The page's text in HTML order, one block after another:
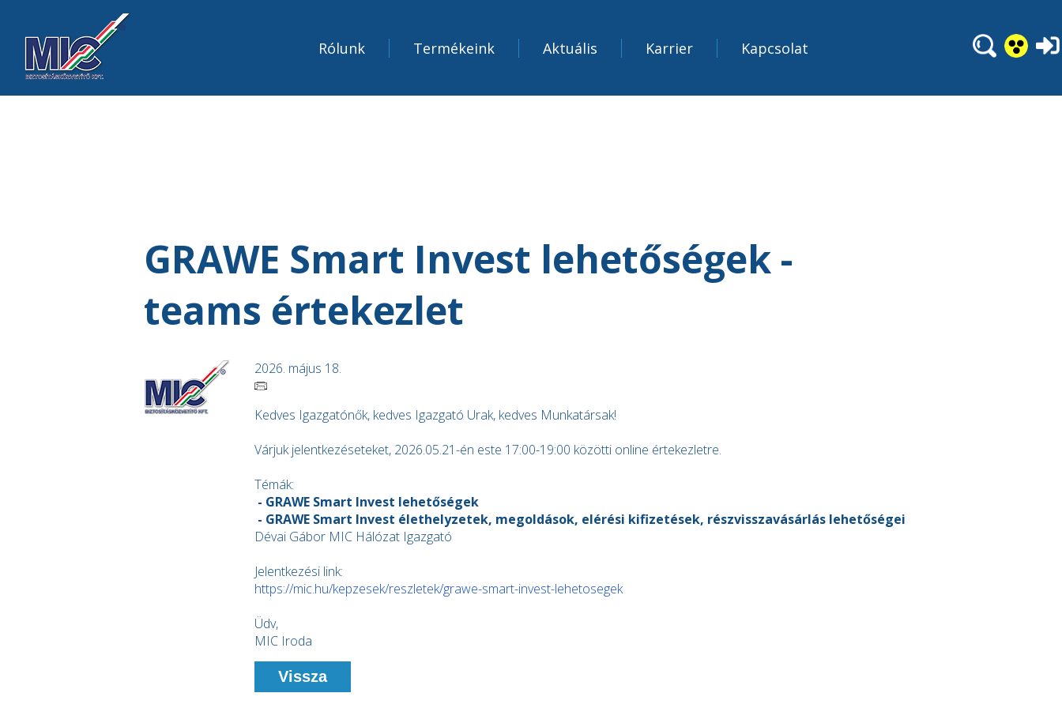
Rólunk Termékeink Aktuális Karrier Kapcsolat
GRAWE Smart Invest lehetőségek -
teams értekezlet
2026. május 18.
Kedves Igazgatónők, kedves Igazgató Urak, kedves Munkatársak!
Várjuk jelentkezéseteket, 2026.05.21-én este 17:00-19:00 közötti online értekezletre.
Témák:
- GRAWE Smart Invest lehetőségek
- GRAWE Smart Invest élethelyzetek, megoldások, elérési kifizetések, részvisszavásárlás lehetőségei
Dévai Gábor MIC Hálózat Igazgató
Jelentkezési link:
https://mic.hu/kepzesek/reszletek/grawe-smart-invest-lehetosegek
Üdv,
MIC Iroda
Vissza